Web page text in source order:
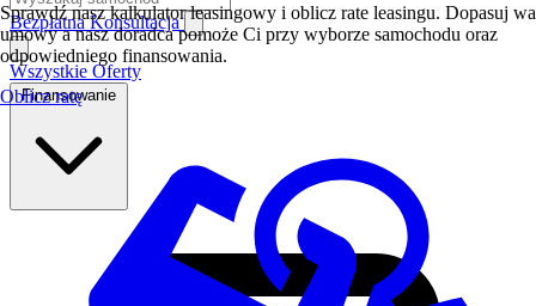
Bezpłatna Konsultacja
Wszystkie Oferty
Finansowanie
Sprawdź nasz kalkulator leasingowy i oblicz rate leasingu. Dopasuj
umowy a nasz doradca pomoże Ci przy wyborze samochodu oraz
odpowiedniego finansowania.
Oblicz ratę